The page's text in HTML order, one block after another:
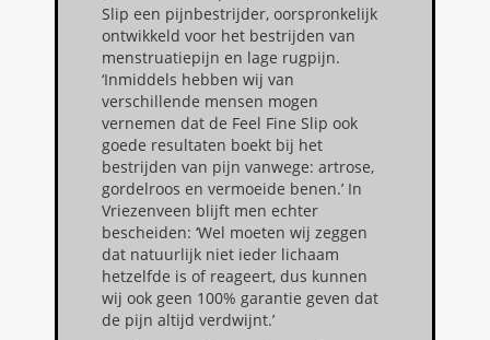
Slip een pijnbestrijder, oorspronkelijk
ontwikkeld voor het bestrijden van
menstruatiepijn en lage rugpijn.
‘Inmiddels hebben wij van
verschillende mensen mogen
vernemen dat de Feel Fine Slip ook
goede resultaten boekt bij het
bestrijden van pijn vanwege: artrose,
gordelroos en vermoeide benen.’ In
Vriezenveen blijft men echter
bescheiden: ‘Wel moeten wij zeggen
dat natuurlijk niet ieder lichaam
hetzelfde is of reageert, dus kunnen
wij ook geen 100% garantie geven dat
de pijn altijd verdwijnt.’